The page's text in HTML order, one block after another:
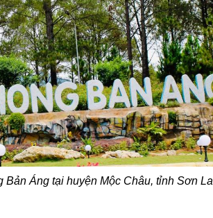
Bản Áng tại huyện Mộc Châu, tỉnh Sơn La